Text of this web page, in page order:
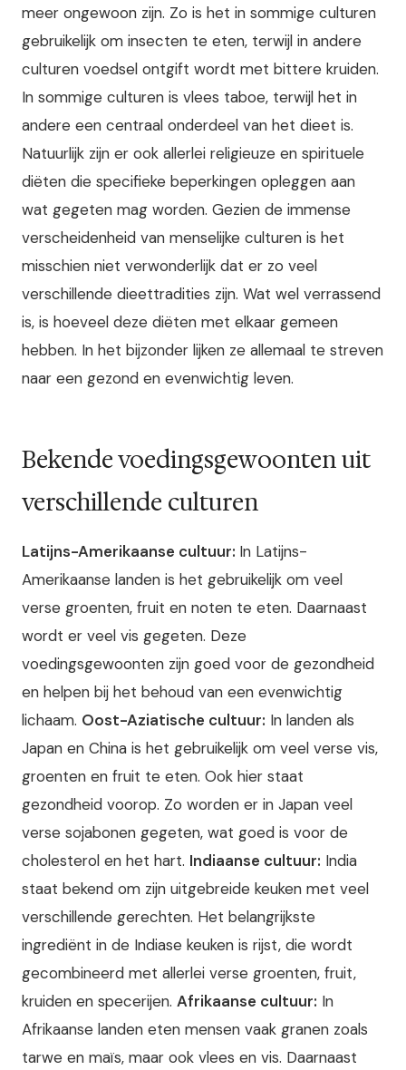
meer ongewoon zijn. Zo is het in sommige culturen
gebruikelijk om insecten te eten, terwijl in andere
culturen voedsel ontgift wordt met bittere kruiden.
In sommige culturen is vlees taboe, terwijl het in
andere een centraal onderdeel van het dieet is.
Natuurlijk zijn er ook allerlei religieuze en spirituele
diëten die specifieke beperkingen opleggen aan
wat gegeten mag worden. Gezien de immense
verscheidenheid van menselijke culturen is het
misschien niet verwonderlijk dat er zo veel
verschillende dieettradities zijn. Wat wel verrassend
is, is hoeveel deze diëten met elkaar gemeen
hebben. In het bijzonder lijken ze allemaal te streven
naar een gezond en evenwichtig leven.
Bekende voedingsgewoonten uit
verschillende culturen
Latijns-Amerikaanse cultuur: In Latijns-
Amerikaanse landen is het gebruikelijk om veel
verse groenten, fruit en noten te eten. Daarnaast
wordt er veel vis gegeten. Deze
voedingsgewoonten zijn goed voor de gezondheid
en helpen bij het behoud van een evenwichtig
lichaam. Oost-Aziatische cultuur: In landen als
Japan en China is het gebruikelijk om veel verse vis,
groenten en fruit te eten. Ook hier staat
gezondheid voorop. Zo worden er in Japan veel
verse sojabonen gegeten, wat goed is voor de
cholesterol en het hart. Indiaanse cultuur: India
staat bekend om zijn uitgebreide keuken met veel
verschillende gerechten. Het belangrijkste
ingrediënt in de Indiase keuken is rijst, die wordt
gecombineerd met allerlei verse groenten, fruit,
kruiden en specerijen. Afrikaanse cultuur: In
Afrikaanse landen eten mensen vaak granen zoals
tarwe en maïs, maar ook vlees en vis. Daarnaast